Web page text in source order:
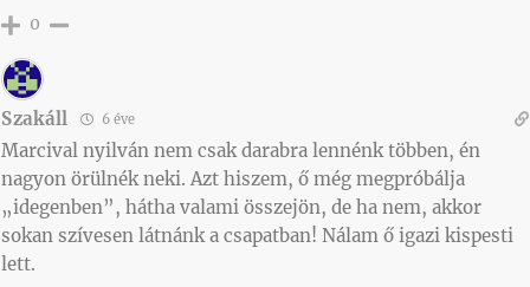
0
Szakáll 6 éve
Marcival nyilván nem csak darabra lennénk többen, én
nagyon örülnék neki. Azt hiszem, ő még megpróbálja
„idegenben”, hátha valami összejön, de ha nem, akkor
sokan szívesen látnánk a csapatban! Nálam ő igazi kispesti
lett.